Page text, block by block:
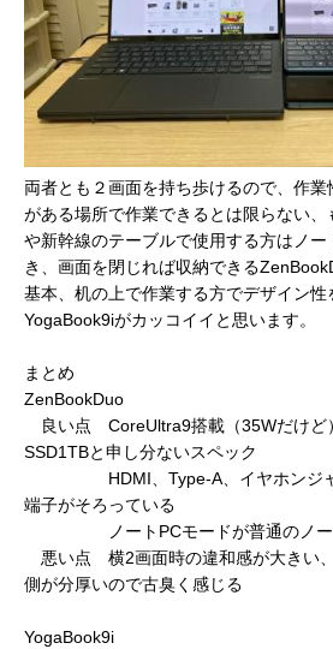
両者とも２画面を持ち歩けるので、作
がある場所で作業できるとは限らない
や新幹線のテーブルで使用する方はノ
き、画面を閉じれば収納できる
基本、机の上で作業する方でデザイン性
YogaBook9iがカッコイイと思います。
まとめ
ZenBookDuo
良い点 CoreUltra9搭載（35Wだけど
SSD1TBと申し分ないスペック
HDMI、Type-A、イヤホンジャ
端子がそろっている
ノートPCモードが普通のノート
悪い点 横2画面時の違和感が大きい
側が分厚いので古臭く感じる
YogaBook9i